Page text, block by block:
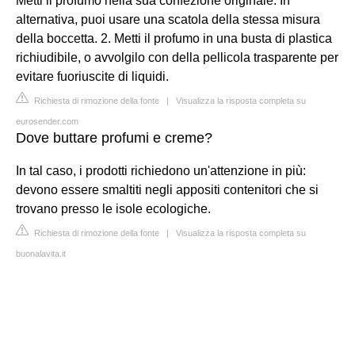
alternativa, puoi usare una scatola della stessa misura
della boccetta. 2. Metti il profumo in una busta di plastica
richiudibile, o avvolgilo con della pellicola trasparente per
evitare fuoriuscite di liquidi.
Richiesta di rimozione della fonte | Visualizza la risposta completa su
eurosender.com
Dove buttare profumi e creme?
In tal caso, i prodotti richiedono un'attenzione in più:
devono essere smaltiti negli appositi contenitori che si
trovano presso le isole ecologiche.
Richiesta di rimozione della fonte | Visualizza la risposta completa su
buonalavita.it